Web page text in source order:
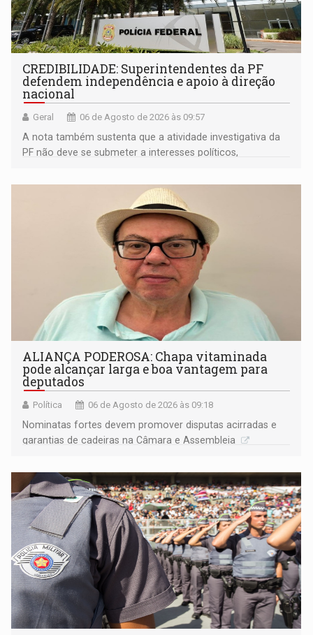
CREDIBILIDADE: Superintendentes da PF
defendem independência e apoio à direção
nacional
Geral 06 de Agosto de 2026 às 09:57
A nota também sustenta que a atividade investigativa da
PF não deve se submeter a interesses políticos,
ALIANÇA PODEROSA: Chapa vitaminada
pode alcançar larga e boa vantagem para
deputados
Política 06 de Agosto de 2026 às 09:18
Nominatas fortes devem promover disputas acirradas e
garantias de cadeiras na Câmara e Assembleia